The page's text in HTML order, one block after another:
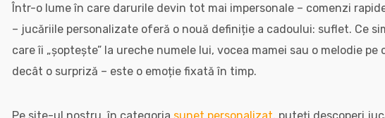
Într-o lume în care darurile devin tot mai impersonale – comenzi
– jucăriile personalizate oferă o nouă definiție a cadoului: suflet. Ce
care îi „șoptește” la ureche numele lui, vocea mamei sau o melodie
decât o surpriză – este o emoție fixată în timp.